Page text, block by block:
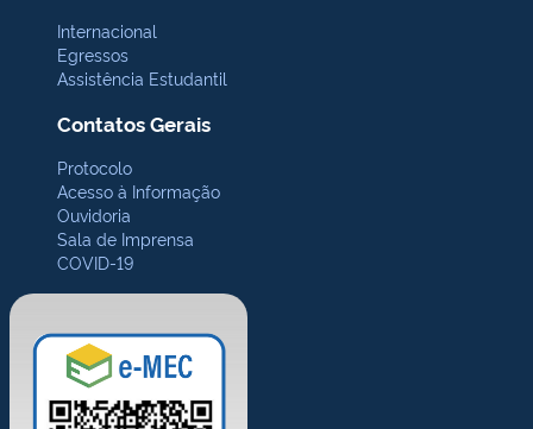
Internacional
Egressos
Assistência Estudantil
Contatos Gerais
Protocolo
Acesso à Informação
Ouvidoria
Sala de Imprensa
COVID-19